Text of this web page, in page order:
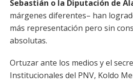
Sebastián o la Diputación de
márgenes diferentes– han
más representación pero sin
absolutas.
Ortuzar ante los medios y el
Institucionales del PNV, Koldo